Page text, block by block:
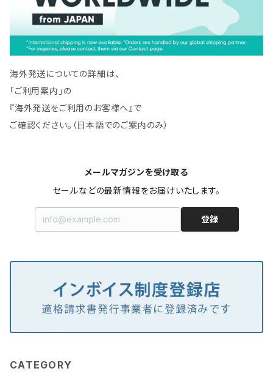
海外発送についての詳細は、
「ご利用案内」の
『海外発送をご利用のお客様へ』で
ご確認ください。（日本語でのご案内のみ）
メールマガジンを受け取る
セールなどの最新情報をお届けいたします。
登録
CATEGORY